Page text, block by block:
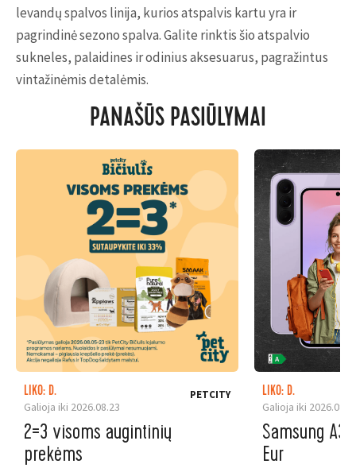
levandų spalvos linija, kurios atspalvis kartu yra ir
pagrindinė sezono spalva. Galite rinktis šio atspalvio
sukneles, palaidines ir odinius aksesuarus, pagražintus
vintažinėmis detalėmis.
PANAŠŪS PASIŪLYMAI
LIKO: D.
Galioja iki 2026.08.23
PETCITY
2=3 visoms augintinių
prekėms
LIKO: D.
Galioja iki
Samsung
Eur